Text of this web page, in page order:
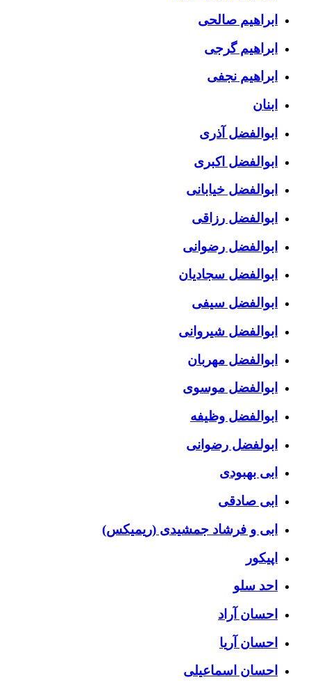
ابراهیم صالحی
ابراهیم گرجی
ابراهیم نجفی
ابنان
ابوالفضل آذری
ابوالفضل اکبری
ابوالفضل خیابانی
ابوالفضل رزاقی
ابوالفضل رضوانی
ابوالفضل سجادیان
ابوالفضل سیفی
ابوالفضل شیروانی
ابوالفضل مهربان
ابوالفضل موسوی
ابوالفضل وظیفه
ابولفضل رضوانی
ابی بهبودی
ابی صادقی
ابی و فرشاد جمشیدی (ریمیکس)
اپیکور
احد سلو
احسان آراد
احسان آریا
احسان اسماعیلی